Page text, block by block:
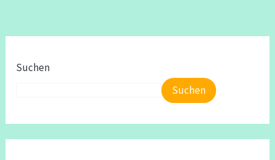
Suchen
Suchen